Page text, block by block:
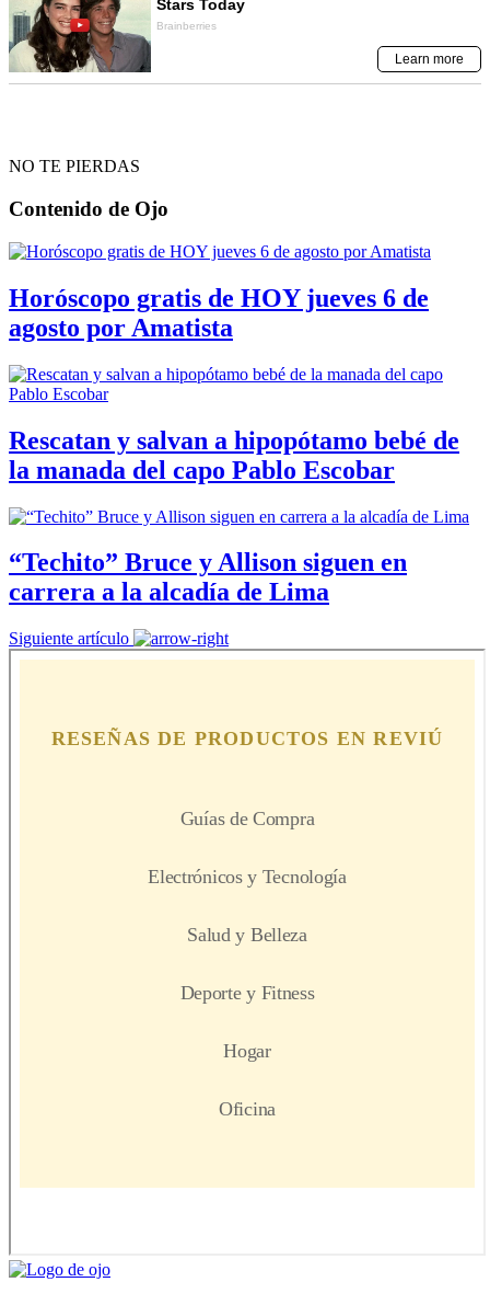
NO TE PIERDAS
Contenido de Ojo
Horóscopo gratis de HOY jueves 6 de
agosto por Amatista
Rescatan y salvan a hipopótamo bebé de
la manada del capo Pablo Escobar
“Techito” Bruce y Allison siguen en
carrera a la alcadía de Lima
Siguiente artículo